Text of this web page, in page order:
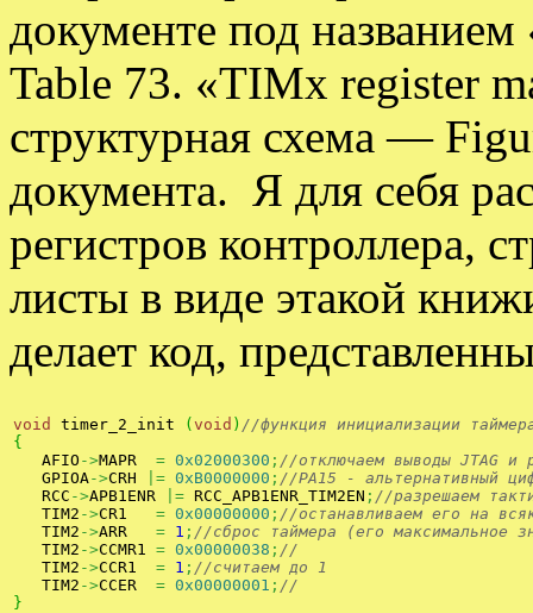
документе под
Table 73. «TIMx register
структурная схема —
документа. Я для себя
регистров контроллера,
листы в виде этакой
делает код,
void timer_2_init ( void ) //функция инициализации
{
   AFIO
->MAPR = 0x02000300 ; //отключаем выводы JTAG и
   GPIOA
->CRH |= 0xB0000000 ; //РА15 - альтернативный
   RCC
->APB1ENR |= RCC_APB1ENR_TIM2EN ; //разрешаем
   TIM2
->CR1 = 0x00000000 ; //останавливаем его на
   TIM2
->ARR = 1 ; //сброс таймера (его максимальное
   TIM2
->CCMR1 = 0x00000038 ; //
   TIM2
->CCR1 = 1 ; //считаем до 1
   TIM2
->CCER = 0x00000001 ; //
}